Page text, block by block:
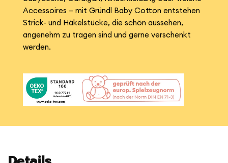
Accessoires – mit Gründl Baby Cotton entstehen
Strick- und Häkelstücke, die schön aussehen,
angenehm zu tragen sind und gerne verschenkt
werden.